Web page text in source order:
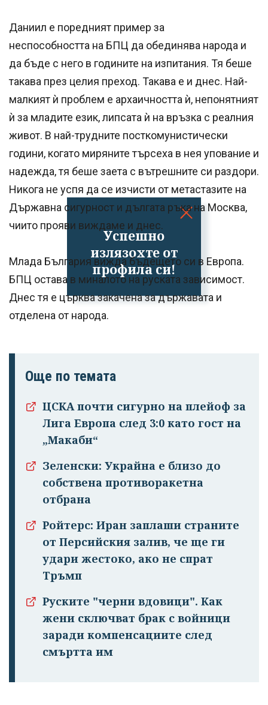
Успешно
излязохте от
профила си!
Даниил е поредният пример за
неспособността на БПЦ да обединява народа и
да бъде с него в годините на изпитания. Тя беше
такава през целия преход. Такава е и днес. Най-
малкият ѝ проблем е архаичността ѝ, непонятният
ѝ за младите език, липсата ѝ на връзка с реалния
живот. В най-трудните посткомунистически
години, когато миряните търсеха в нея упование и
надежда, тя беше заета с вътрешните си раздори.
Никога не успя да се изчисти от метастазите на
Държавна сигурност и дългата ръка на Москва,
чиито прояви виждаме и днес.
Млада България вижда бъдещето си в Европа.
БПЦ остава в миналото на руската зависимост.
Днес тя е църква закачена за държавата и
отделена от народа.
Още по темата
ЦСКА почти сигурно на плейоф за
Лига Европа след 3:0 като гост на
„Макаби“
Зеленски: Украйна е близо до
собствена противоракетна
отбрана
Ройтерс: Иран заплаши страните
от Персийския залив, че ще ги
удари жестоко, ако не спрат
Тръмп
Руските "черни вдовици". Как
жени сключват брак с войници
заради компенсациите след
смъртта им